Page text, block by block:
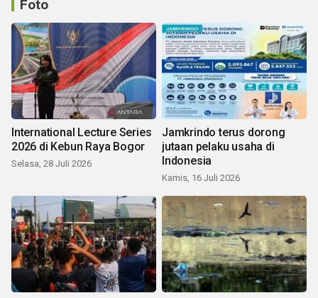
Foto
International Lecture Series
2026 di Kebun Raya Bogor
Selasa, 28 Juli 2026
Jamkrindo terus dorong
jutaan pelaku usaha di
Indonesia
Kamis, 16 Juli 2026